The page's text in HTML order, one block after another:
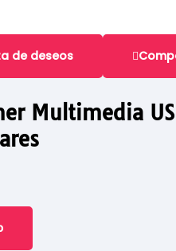
de deseos
Multimedia